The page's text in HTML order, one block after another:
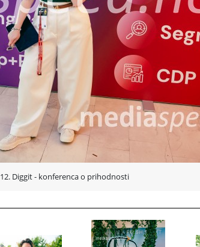
12. Diggit - konferenca o prihodnosti